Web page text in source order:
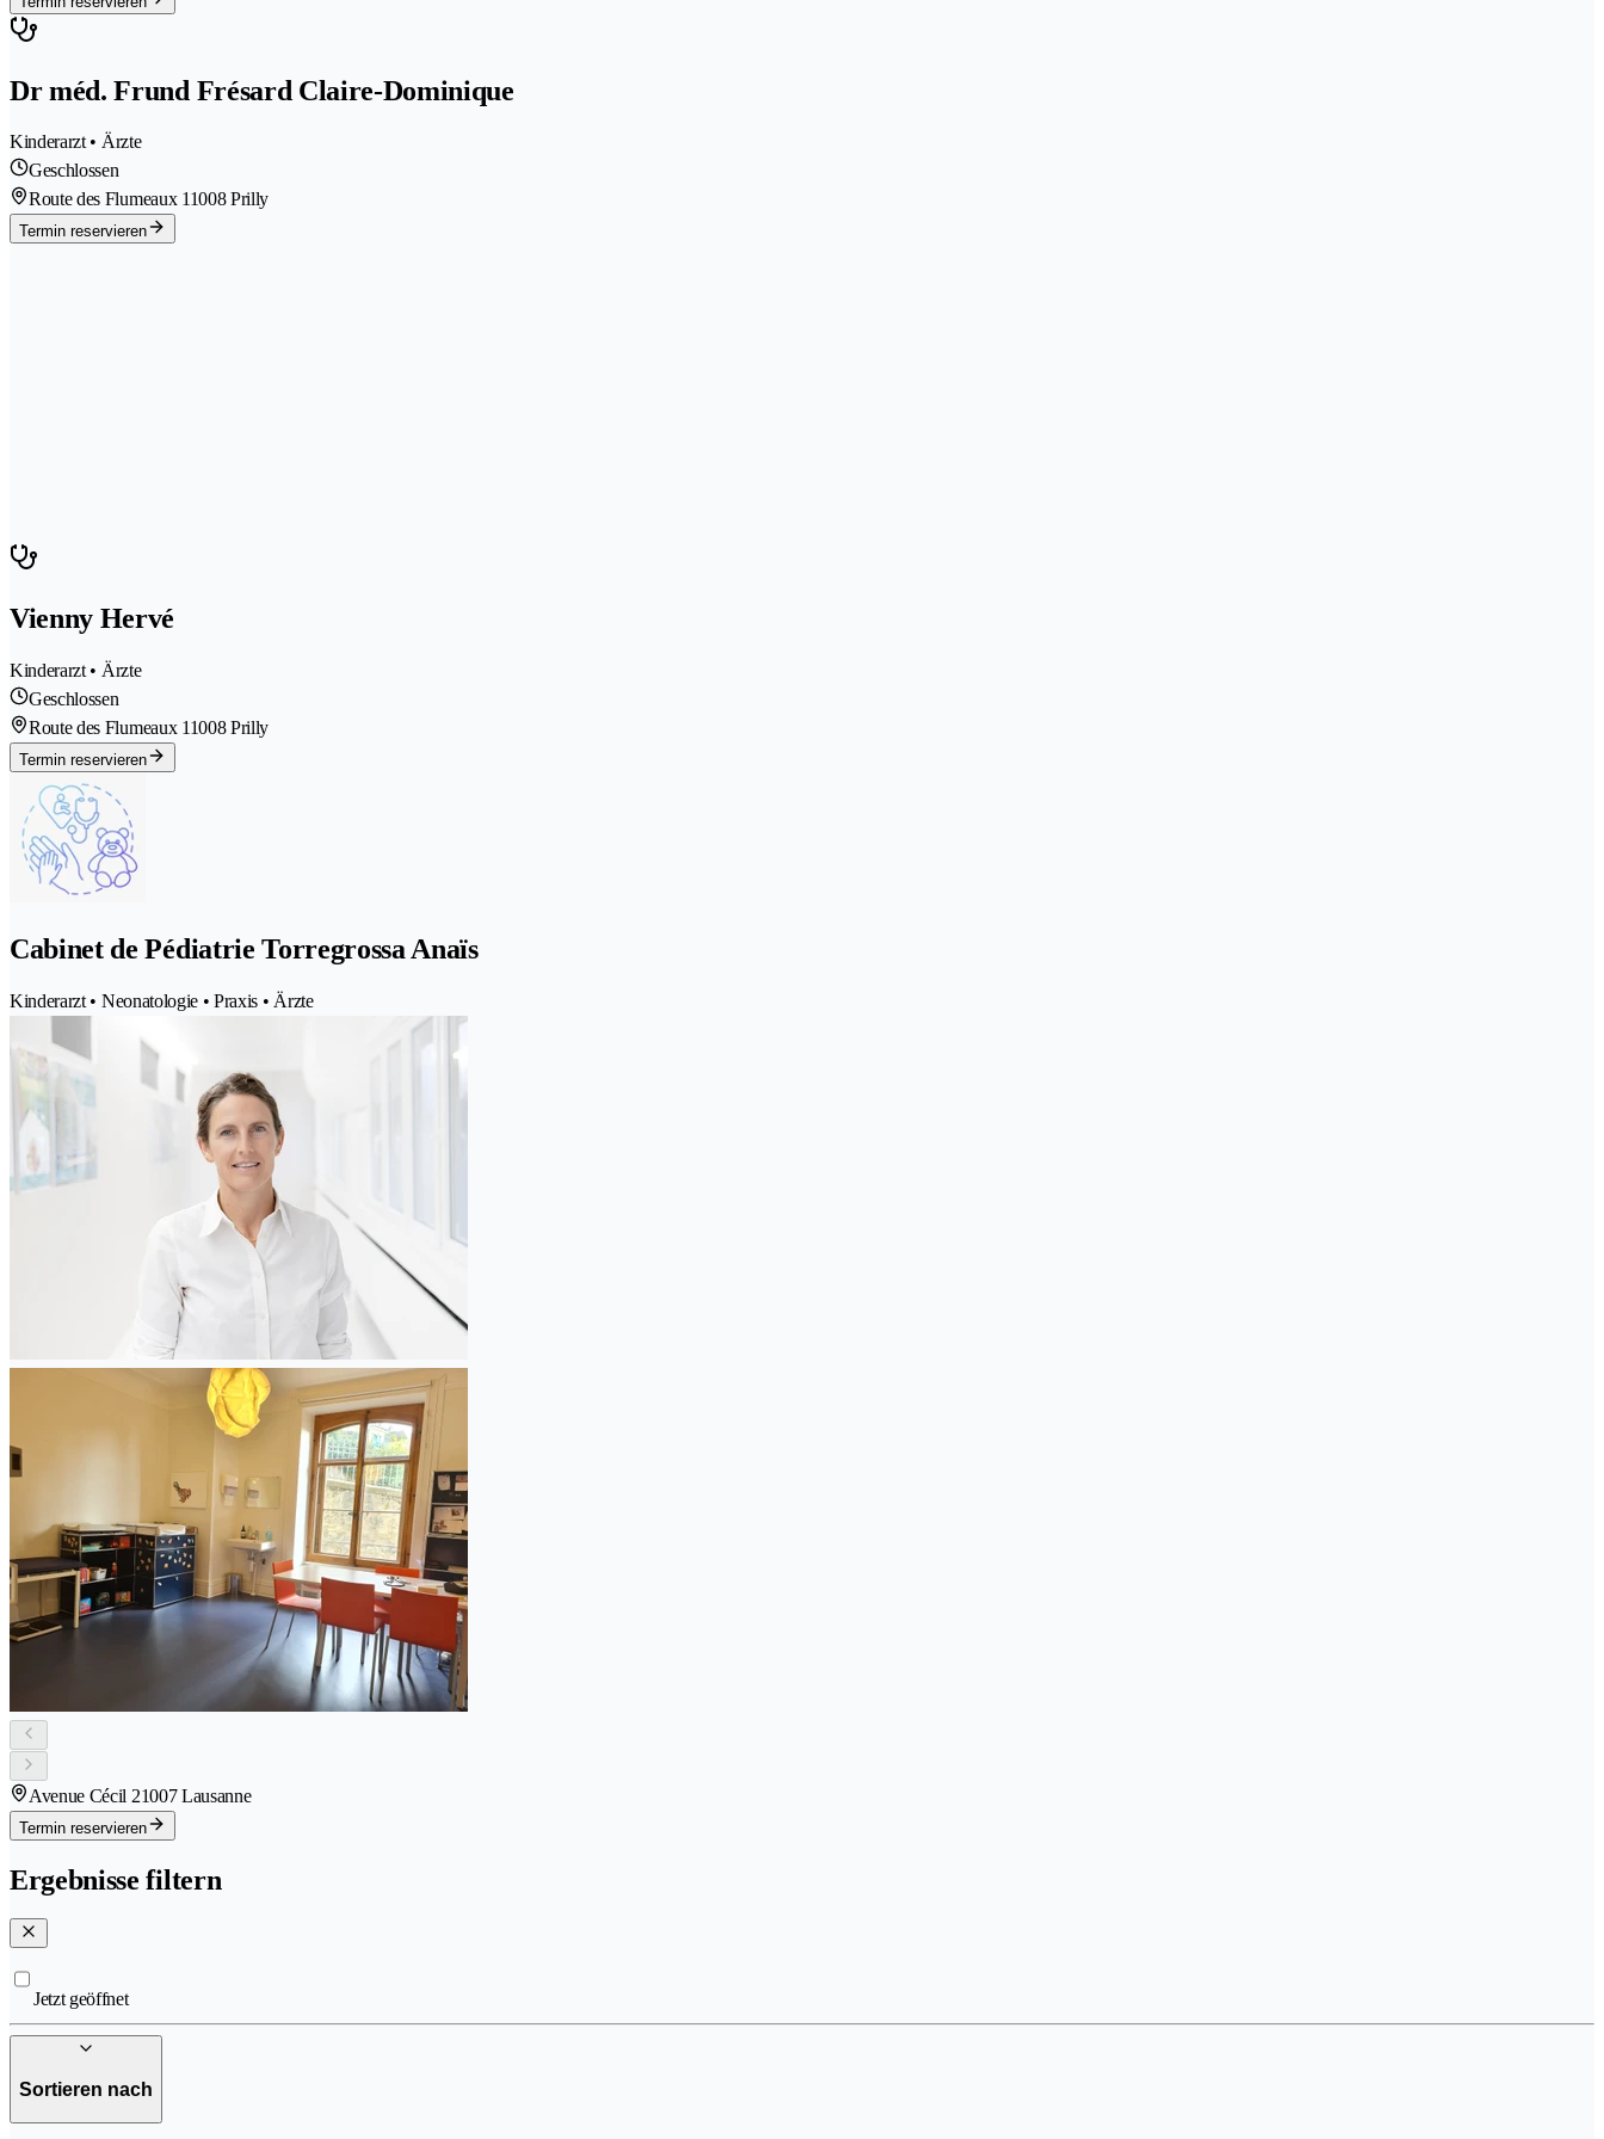
Dr méd. Frund Frésard Claire-Dominique
Kinderarzt • Ärzte
Geschlossen
Route des Flumeaux 11008 Prilly
Termin reservieren
Vienny Hervé
Kinderarzt • Ärzte
Geschlossen
Route des Flumeaux 11008 Prilly
Termin reservieren
Cabinet de Pédiatrie Torregrossa Anaïs
Kinderarzt • Neonatologie • Praxis • Ärzte
Avenue Cécil 21007 Lausanne
Termin reservieren
Ergebnisse filtern
Jetzt geöffnet
Sortieren nach